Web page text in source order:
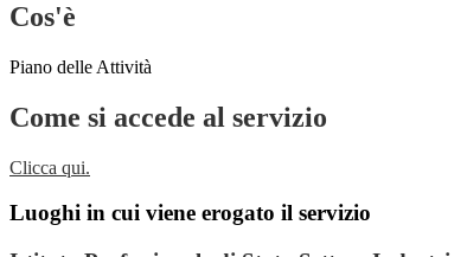
Cos'è
Piano delle Attività
Come si accede al servizio
Clicca qui.
Luoghi in cui viene erogato il servizio